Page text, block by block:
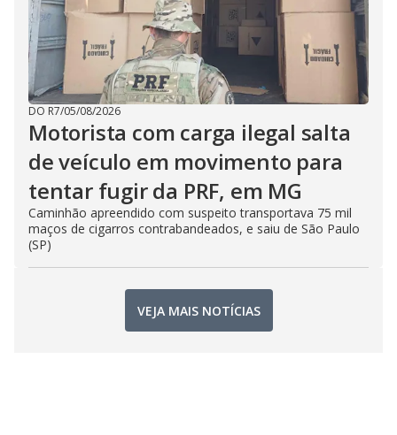
DO R7/05/08/2026
Motorista com carga ilegal salta
de veículo em movimento para
tentar fugir da PRF, em MG
Caminhão apreendido com suspeito transportava 75 mil
maços de cigarros contrabandeados, e saiu de São Paulo
(SP)
VEJA MAIS NOTÍCIAS